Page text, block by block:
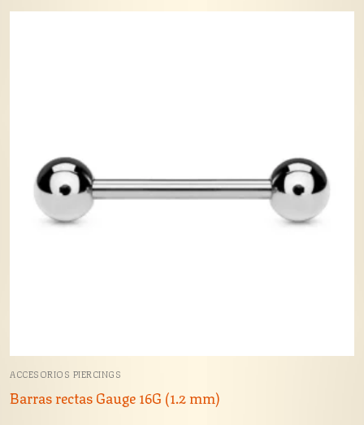
ACCESORIOS PIERCINGS
Barras rectas Gauge 16G (1.2 mm)